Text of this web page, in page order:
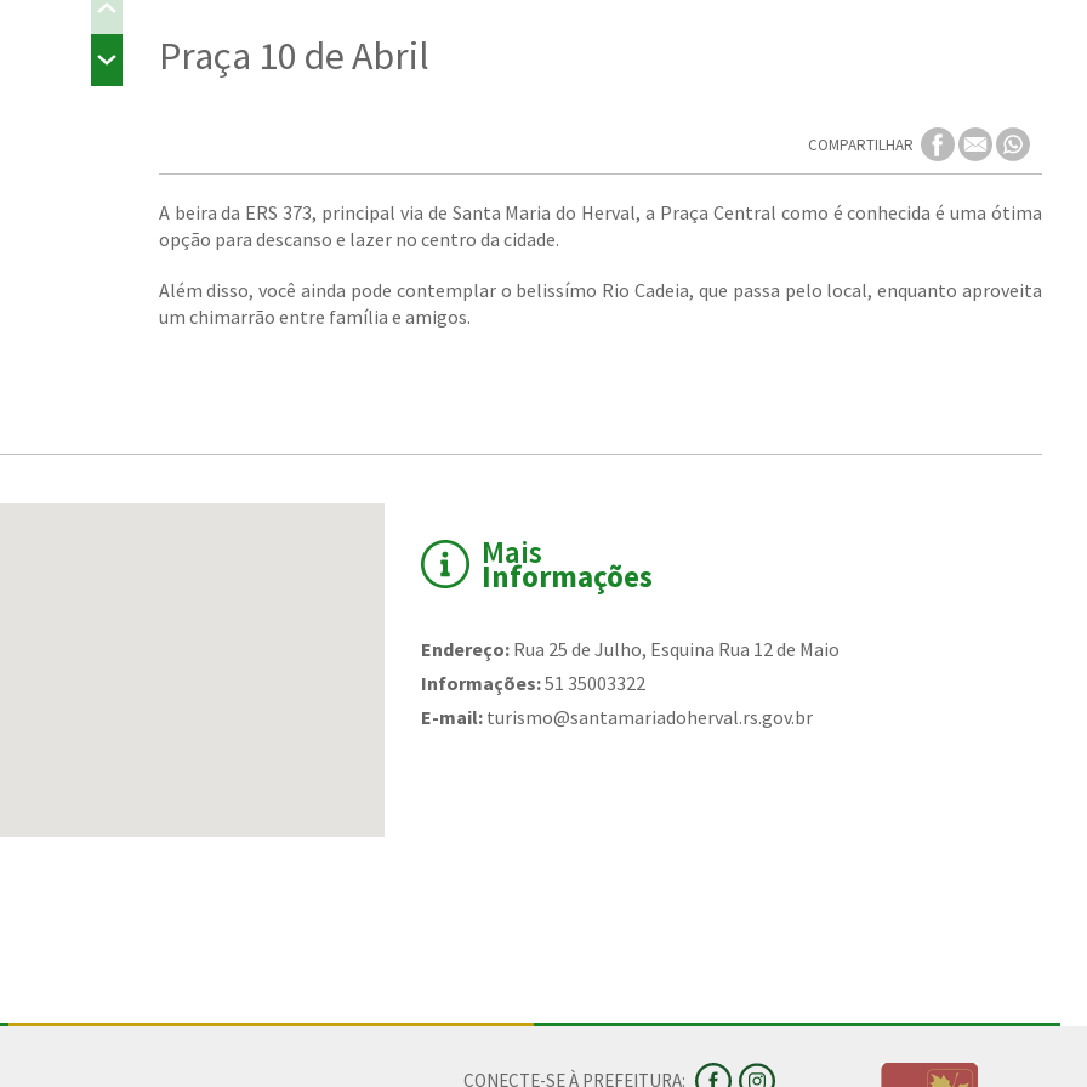
Praça 10 de Abril
COMPARTILHAR
A beira da ERS 373, principal via de Santa Maria do Herval, a Praça Central como é conhecida é uma ótima
opção para descanso e lazer no centro da cidade.
Além disso, você ainda pode contemplar o belissímo Rio Cadeia, que passa pelo local, enquanto aproveita
um chimarrão entre família e amigos.
Mais
Informações
Endereço: Rua 25 de Julho, Esquina Rua 12 de Maio
Informações:51 35003322
E-mail: turismo@santamariadoherval.rs.gov.br
CONECTE-SE À PREFEITURA: